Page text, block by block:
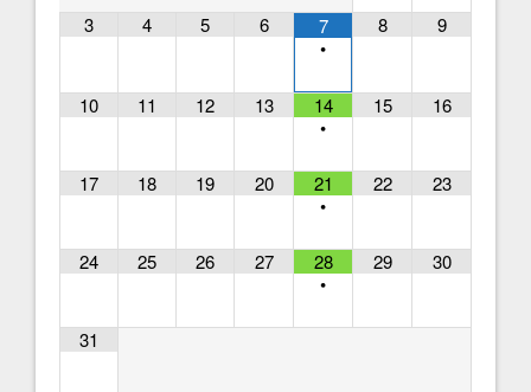
3 4 5 6 7
•
8 9
10 11 12 13 14
•
15 16
17 18 19 20 21
•
22 23
24 25 26 27 28
•
29 30
31